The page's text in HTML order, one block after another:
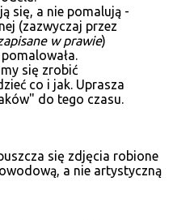
się, a nie pomalują -
(zazwyczaj przez
w prawie)
się zrobić
co i jak. Uprasza
do tego czasu.
się zdjęcia robione
a nie artystyczną